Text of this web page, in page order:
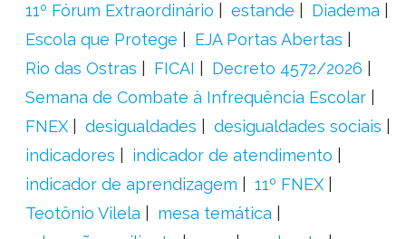
11º Fórum Extraordinário
estande
Diadema
Escola que Protege
EJA Portas Abertas
Rio das Ostras
FICAI
Decreto 4572/2026
Semana de Combate à Infrequência Escolar
FNEX
desigualdades
desigualdades sociais
indicadores
indicador de atendimento
indicador de aprendizagem
11º FNEX
Teotônio Vilela
mesa temática